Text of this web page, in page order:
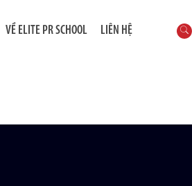
VỀ ELITE PR SCHOOL LIÊN HỆ